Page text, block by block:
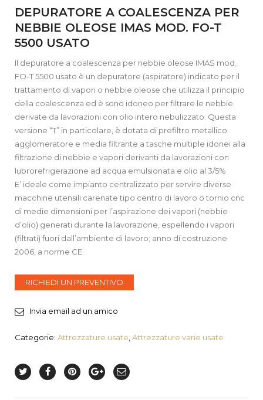
DEPURATORE A COALESCENZA PER
NEBBIE OLEOSE IMAS MOD. FO-T
5500 USATO
Il depuratore a coalescenza per nebbie oleose IMAS mod.
FO-T 5500 usato è un depuratore (aspiratore) indicato per il
trattamento di vapori o nebbie oleose che utilizza il principio
della coalescenza ed è sono idoneo per filtrare le nebbie
derivate da lavorazioni con olio intero nebulizzato. Questa
versione “T” in particolare, è dotata di prefiltro metallico
agglomeratore e media filtrante a tasche multiple idonei alla
filtrazione di nebbie e vapori derivanti da lavorazioni con
lubrorefrigerazione ad acqua emulsionata e olio al 3/5%
E’ ideale come impianto centralizzato per servire diverse
macchine utensili carenate tipo centro di lavoro o tornio cnc
di medie dimensioni per l’aspirazione dei vapori (nebbie
d’olio) generati durante la lavorazione, espellendo i vapori
(filtrati) fuori dall’ambiente di lavoro; anno di costruzione
2006, a norme CE.
RICHIEDI UN PREVENTIVO
Invia email ad un amico
Categorie: Attrezzature usate Attrezzature varie usate